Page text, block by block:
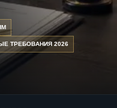
ТРЕБОВАНИЯ 2026